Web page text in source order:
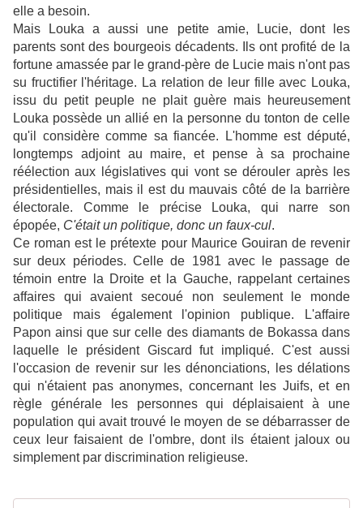
elle a besoin.
Mais Louka a aussi une petite amie, Lucie, dont les
parents sont des bourgeois décadents. Ils ont profité de la
fortune amassée par le grand-père de Lucie mais n'ont pas
su fructifier l'héritage. La relation de leur fille avec Louka,
issu du petit peuple ne plait guère mais heureusement
Louka possède un allié en la personne du tonton de celle
qu'il considère comme sa fiancée. L'homme est député,
longtemps adjoint au maire, et pense à sa prochaine
réélection aux législatives qui vont se dérouler après les
présidentielles, mais il est du mauvais côté de la barrière
électorale. Comme le précise Louka, qui narre son
épopée, C'était un politique, donc un faux-cul.
Ce roman est le prétexte pour Maurice Gouiran de revenir
sur deux périodes. Celle de 1981 avec le passage de
témoin entre la Droite et la Gauche, rappelant certaines
affaires qui avaient secoué non seulement le monde
politique mais également l'opinion publique. L'affaire
Papon ainsi que sur celle des diamants de Bokassa dans
laquelle le président Giscard fut impliqué. C'est aussi
l'occasion de revenir sur les dénonciations, les délations
qui n'étaient pas anonymes, concernant les Juifs, et en
règle générale les personnes qui déplaisaient à une
population qui avait trouvé le moyen de se débarrasser de
ceux leur faisaient de l'ombre, dont ils étaient jaloux ou
simplement par discrimination religieuse.